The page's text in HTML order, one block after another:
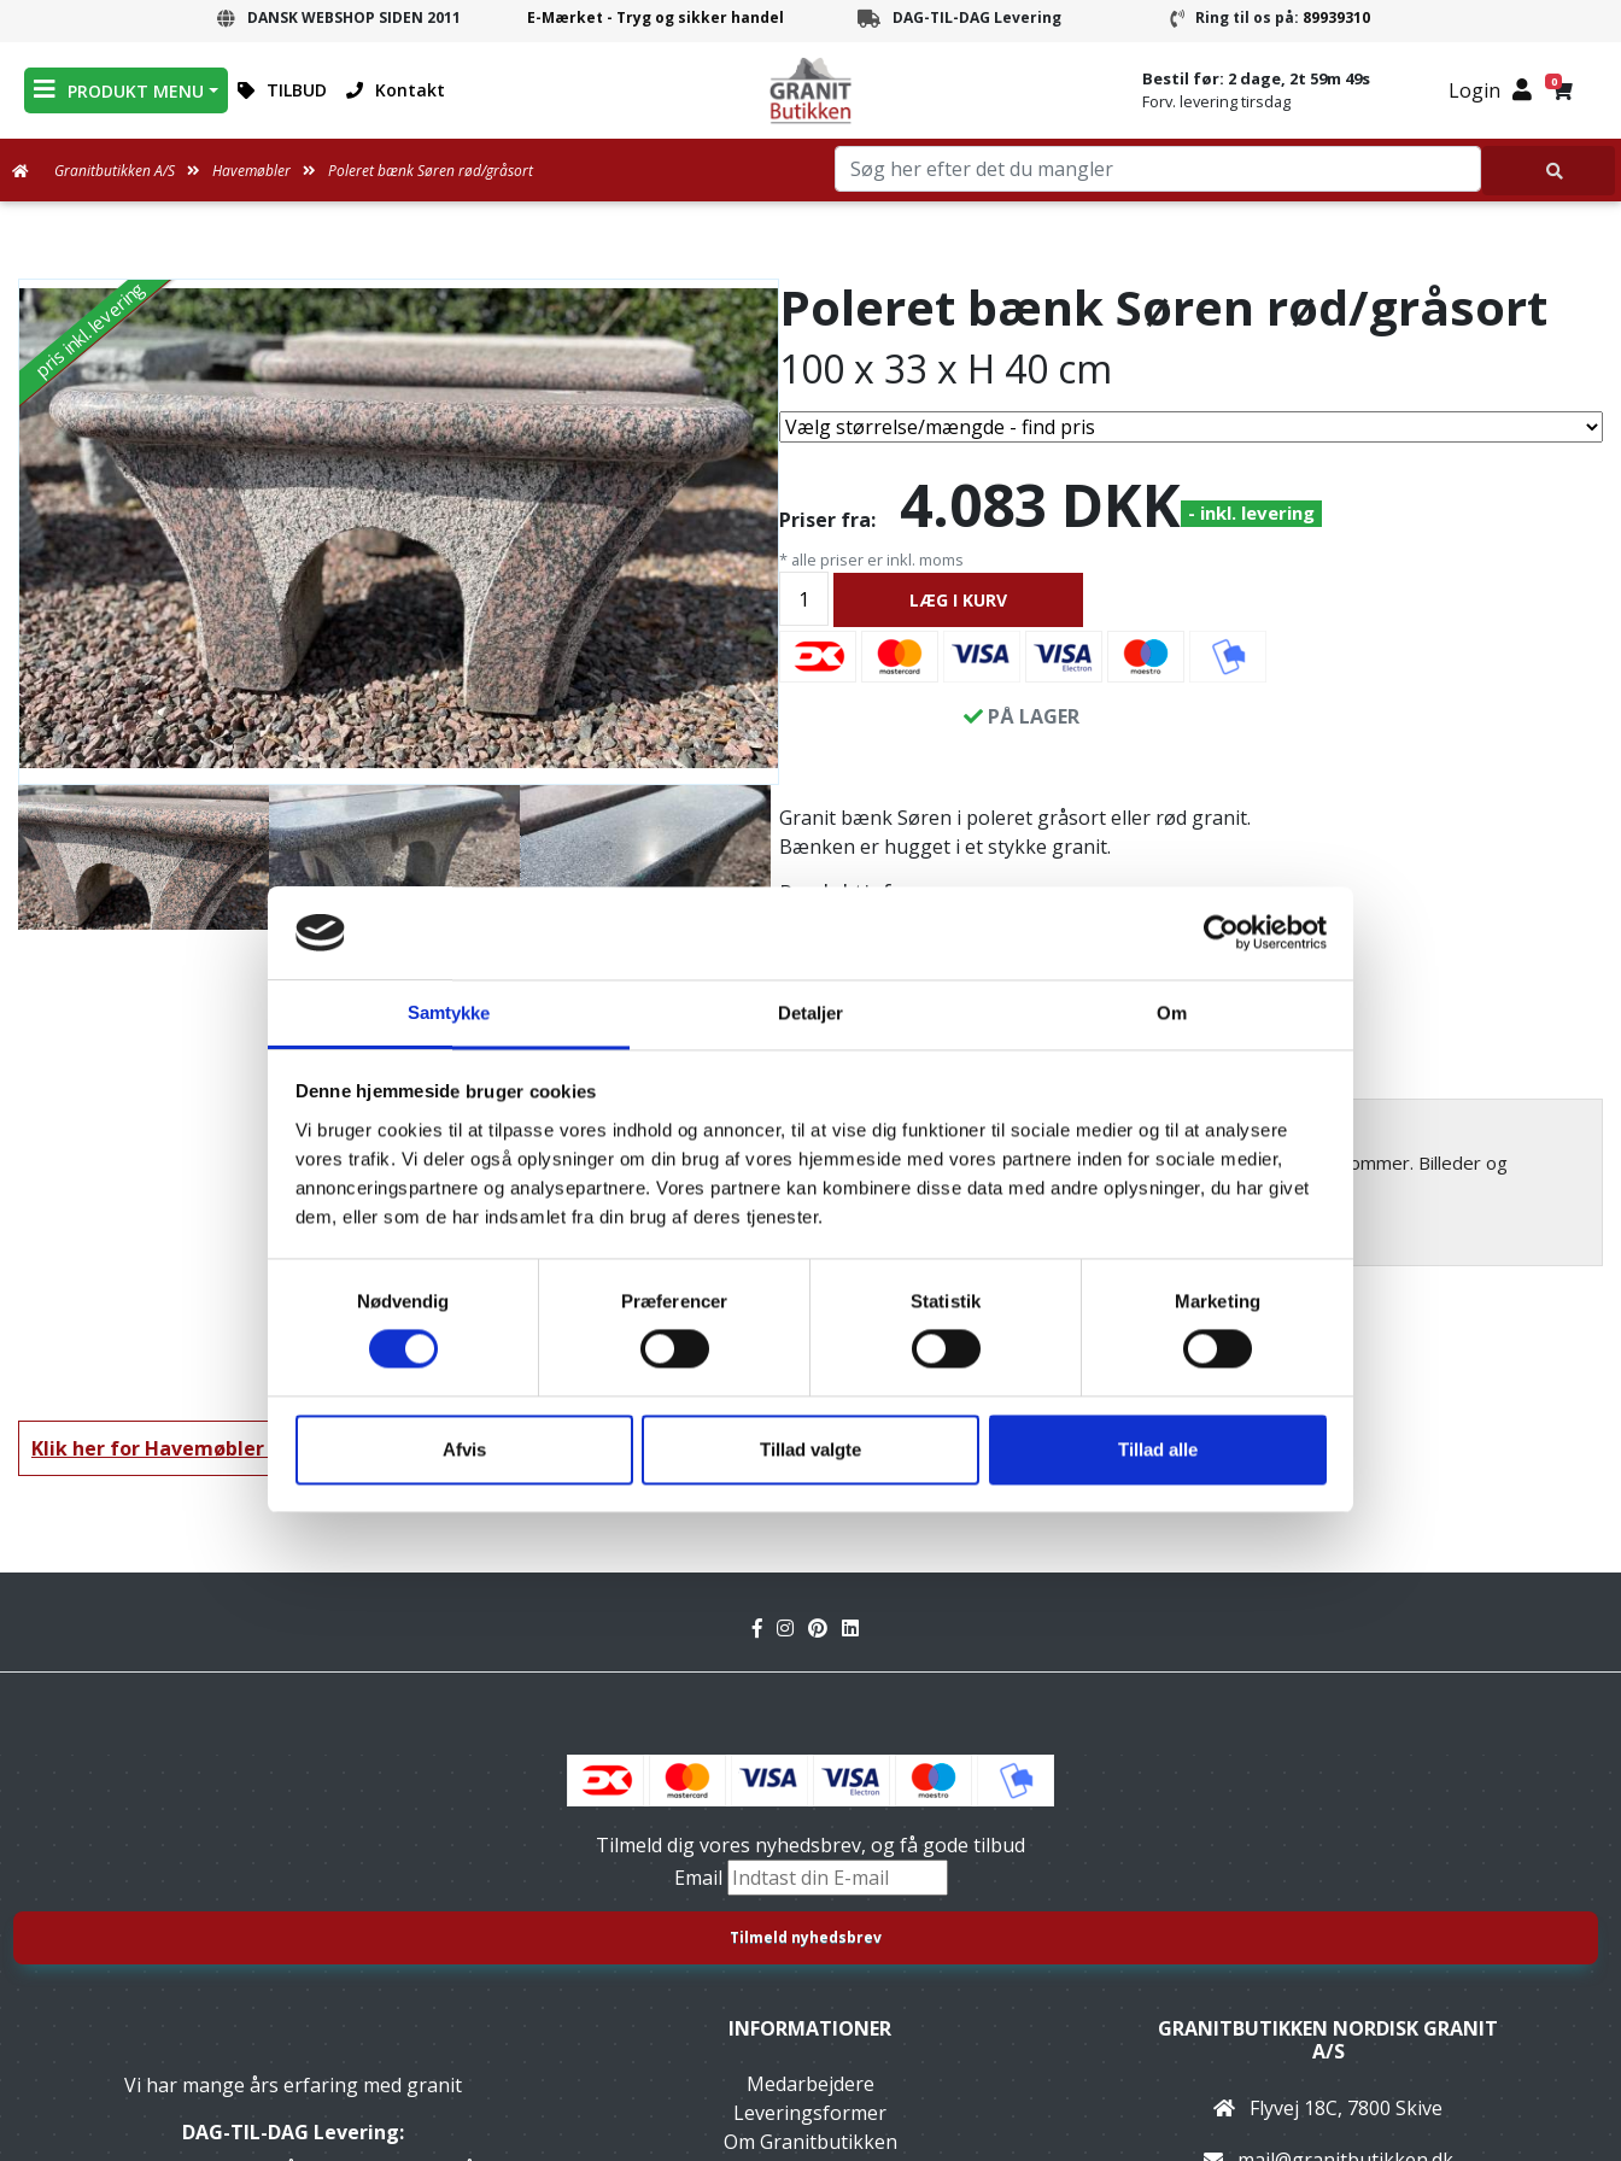
Samtykke Detaljer Om
Denne hjemmeside bruger cookies
Vi bruger cookies til at tilpasse vores indhold og annoncer, til at vise dig funktioner til sociale medier og til at analysere
vores trafik. Vi deler også oplysninger om din brug af vores hjemmeside med vores partnere inden for sociale medier,
annonceringspartnere og analysepartnere. Vores partnere kan kombinere disse data med andre oplysninger, du har givet
dem, eller som de har indsamlet fra din brug af deres tjenester.
Nødvendig
Præferencer Statistik Marketing
Afvis Tillad valgte Tillad alle
pris inkl. levering Poleret bænk Søren rød/gråsort
100 x 33 x H 40 cm
Priser fra: 4.083 DKK - inkl. levering
* alle priser er inkl. moms
LÆG I KURV
PÅ LAGER
Granit bænk Søren i poleret gråsort eller rød granit.
Bænken er hugget i et stykke granit.
Produktinfo:
Højde: ca. 40 cm
Vægt ca. 120 kg
Naturprodukt – variationer forekommer
Granit er et naturmateriale, og variationer i farve og struktur forekommer. Billeder og
farveprøver er vejledende.
Klik her for Havemøbler oversigt
DANSK WEBSHOP
DANSK WEBSHOP SIDEN 2011 E-Mærket - Tryg og sikker handel Branchens hurtigste levering
DAG-TIL-DAG Levering Ring til Granitbutikken 89939310
Ring til os på: 89939310
Bestil før: 2 dage, 2t 59m 49s
Forv. levering tirsdag
Login 0
PRODUKT MENU TILBUD Kontakt
Granitbutikken A/S Havemøbler Poleret bænk Søren rød/gråsort
Tilmeld dig vores nyhedsbrev, og få gode tilbud
Email
Vi har mange års erfaring med granit
DAG-TIL-DAG Levering:
INFORMATIONER
Medarbejdere
Leveringsformer
Om Granitbutikken
GRANITBUTIKKEN NORDISK GRANIT
A/S
Flyvej 18C, 7800 Skive